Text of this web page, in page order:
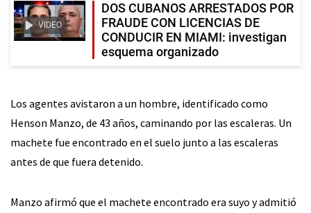
VIDEO
DOS CUBANOS ARRESTADOS POR
FRAUDE CON LICENCIAS DE
CONDUCIR EN MIAMI: investigan
esquema organizado
Los agentes avistaron a un hombre, identificado como
Henson Manzo, de 43 años, caminando por las escaleras. Un
machete fue encontrado en el suelo junto a las escaleras
antes de que fuera detenido.
Manzo afirmó que el machete encontrado era suyo y admitió